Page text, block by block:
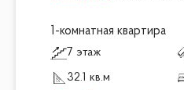
1-комнатная квартира
7 этаж
32.1 кв.м